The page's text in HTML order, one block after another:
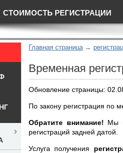
СТОИМОСТЬ РЕГИСТРАЦИИ
Главная страница
Временная
Обновление страницы:
По закону регистрация по
Обратите внимание! Мы
регистраций задней датой.
Услуга получения